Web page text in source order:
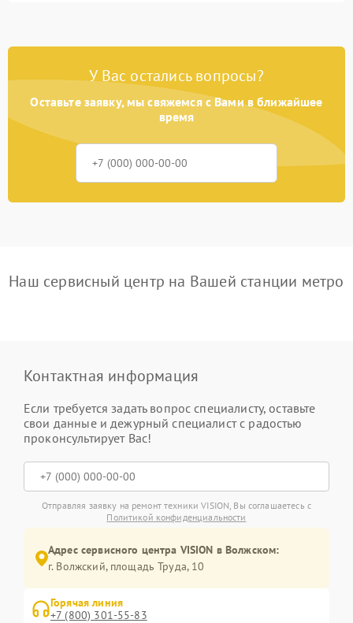
У Вас остались вопросы?
Оставьте заявку, мы свяжемся с Вами в ближайшее
время
Наш сервисный центр на Вашей станции метро
Контактная информация
Если требуется задать вопрос специалисту, оставьте
свои данные и дежурный специалист с радостью
проконсультирует Вас!
Отправляя заявку на ремонт техники VISION, Вы соглашаетесь с
Политикой конфиденциальности
Адрес сервисного центра VISION в Волжском:
г. Волжский, площадь Труда, 10
Горячая линия
+7 (800) 301-55-83